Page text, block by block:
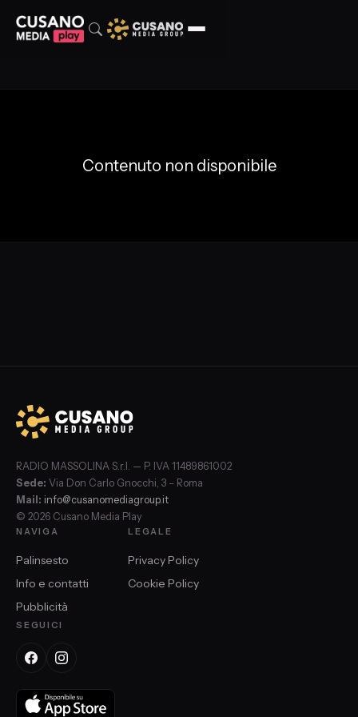
Contenuto non disponibile
RADIO MASSOLINA S.r.l. — P. IVA 11489861002
Sede: Via Don Carlo Gnocchi, 3 – Roma
Mail: info@cusanomediagroup.it
© 2026 Cusano Media Play
NAVIGA
Palinsesto
Info e contatti
Pubblicità
LEGALE
Privacy Policy
Cookie Policy
SEGUICI